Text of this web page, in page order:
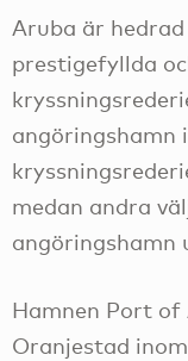
Aruba är
prestigefyllda
angöringshamn
medan andra
angöringshamn
Hamnen Port
Oranjestad